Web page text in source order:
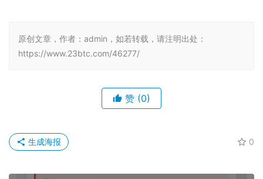
原创文章，作者：admin，如若转载，请注明出处：
https://www.23btc.com/46277/
赞 (0)
0
生成海报